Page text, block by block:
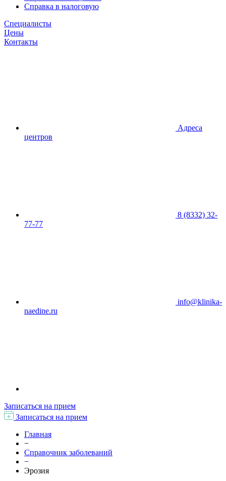
Справка в налоговую
Специалисты
Цены
Контакты
Адреса
центров
8 (8332) 32-
77-77
info@klinika-
naedine.ru
Записаться на прием
Записаться на прием
Главная
−
Справочник заболеваний
−
Эрозия